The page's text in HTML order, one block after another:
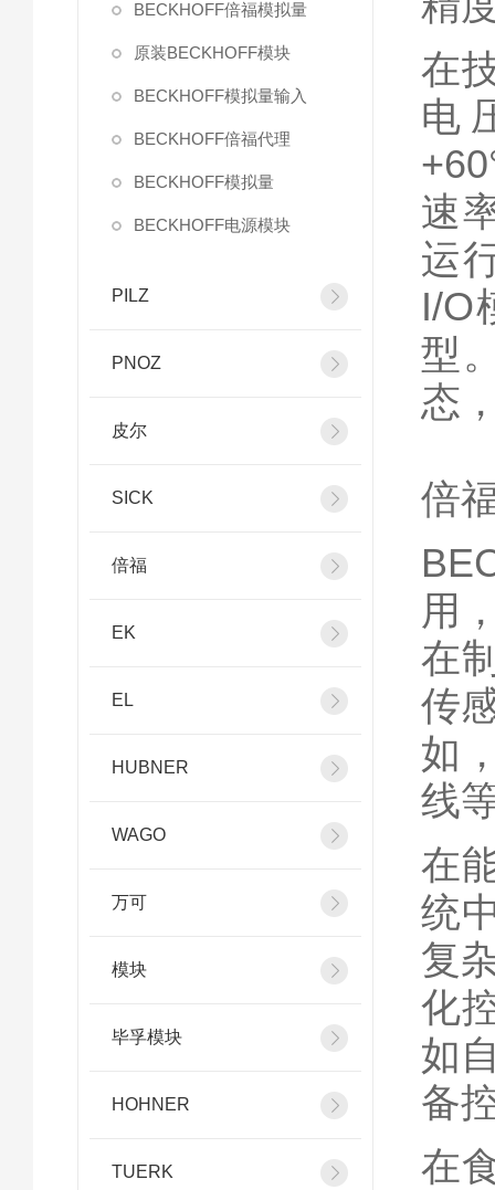
BECKHOFF倍福模拟量
原装BECKHOFF模块
BECKHOFF模拟量输入
BECKHOFF倍福代理
BECKHOFF模拟量
BECKHOFF电源模块
PILZ
PNOZ
皮尔
SICK
倍福
EK
EL
HUBNER
WAGO
万可
模块
毕孚模块
HOHNER
TUERK
在
电
速
运
I/O
型
态
倍
用
在
传
如
线
在
统
复
化
如
备
在